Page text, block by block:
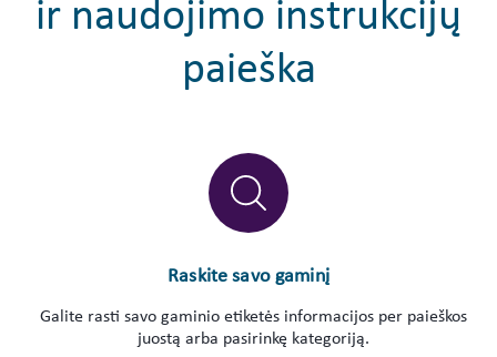
ir naudojimo instrukcijų
paieška
Raskite savo gaminį
Galite rasti savo gaminio etiketės informacijos per paieškos
juostą arba pasirinkę kategoriją.